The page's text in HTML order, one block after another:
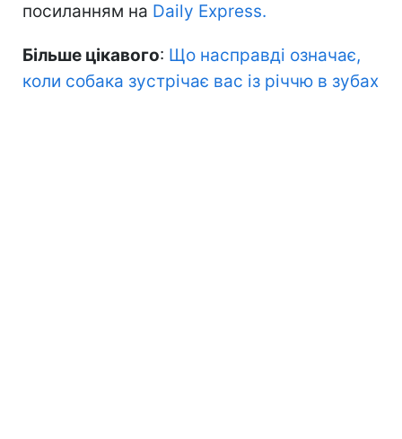
посиланням на Daily Express.
Більше цікавого: Що насправді означає,
коли собака зустрічає вас із річчю в зубах